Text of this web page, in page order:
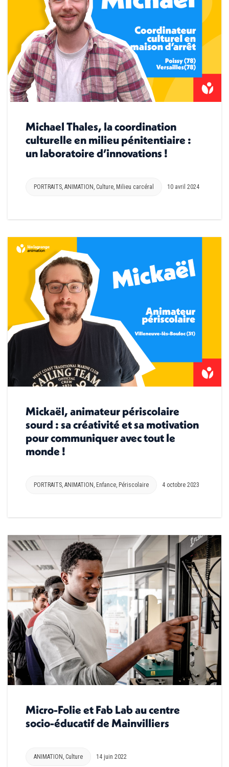
Michael Thales, la coordination
culturelle en milieu pénitentiaire :
un laboratoire d’innovations !
PORTRAITS ANIMATION Culture Milieu carcéral 10 avril 2024
Mickaël, animateur périscolaire
sourd : sa créativité et sa motivation
pour communiquer avec tout le
monde !
PORTRAITS, ANIMATION , Enfance, Périscolaire 4 octobre 2023
Micro-Folie et Fab Lab au centre
socio-éducatif de Mainvilliers
ANIMATION , Culture 14 juin 2022